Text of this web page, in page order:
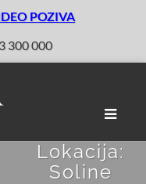
POZIVA
300 000
Toggle
Lokacija:
Soline